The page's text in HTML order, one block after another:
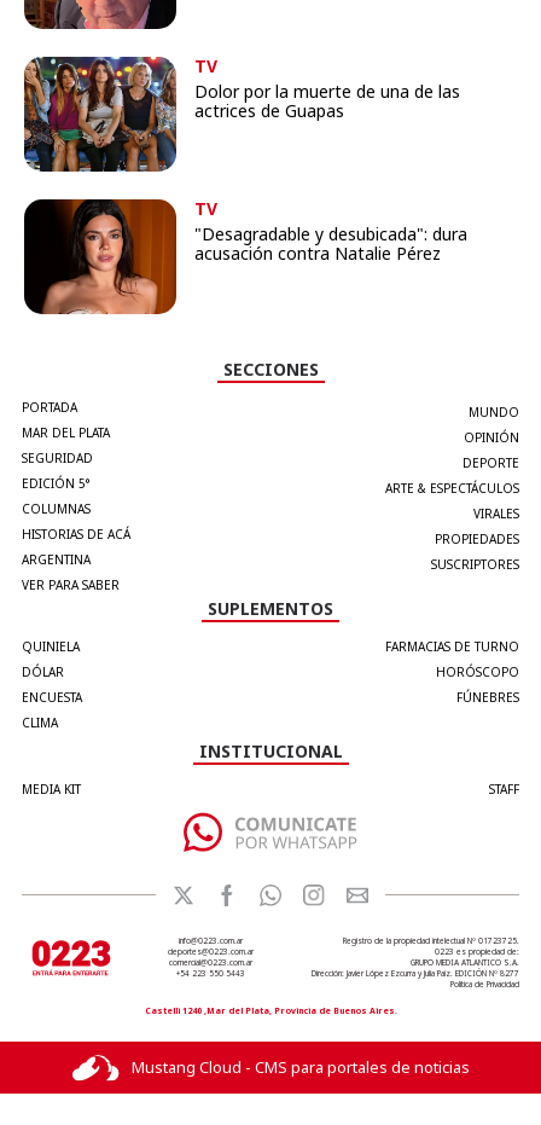
TV
Dolor por la muerte de una de las
actrices de Guapas
TV
"Desagradable y desubicada": dura
acusación contra Natalie Pérez
SECCIONES
PORTADA
MAR DEL PLATA
SEGURIDAD
EDICIÓN 5°
COLUMNAS
HISTORIAS DE ACÁ
ARGENTINA
VER PARA SABER
MUNDO
OPINIÓN
DEPORTE
ARTE & ESPECTÁCULOS
VIRALES
PROPIEDADES
SUSCRIPTORES
SUPLEMENTOS
QUINIELA
DÓLAR
ENCUESTA
CLIMA
FARMACIAS DE TURNO
HORÓSCOPO
FÚNEBRES
INSTITUCIONAL
MEDIA KIT STAFF
info@0223.com.ar
deportes@0223.com.ar
comercial@0223.com.ar
+54 223 550 5443
Registro de la propiedad intelectual Nº 01723725.
0223 es propiedad de:
GRUPO MEDIA ATLANTICO S.A.
Dirección: Javier López Ezcurra y Julia Paiz. EDICIÓN Nº 8277
Política de Privacidad
Castelli 1240 ,Mar del Plata, Provincia de Buenos Aires.
Mustang Cloud - CMS para portales de noticias